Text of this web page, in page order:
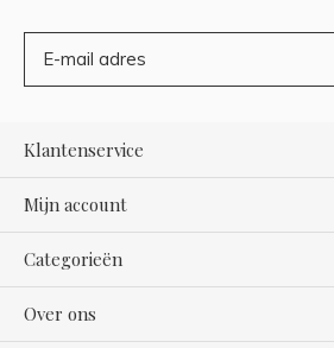
Klantenservice
Mijn account
Categorieën
Over ons